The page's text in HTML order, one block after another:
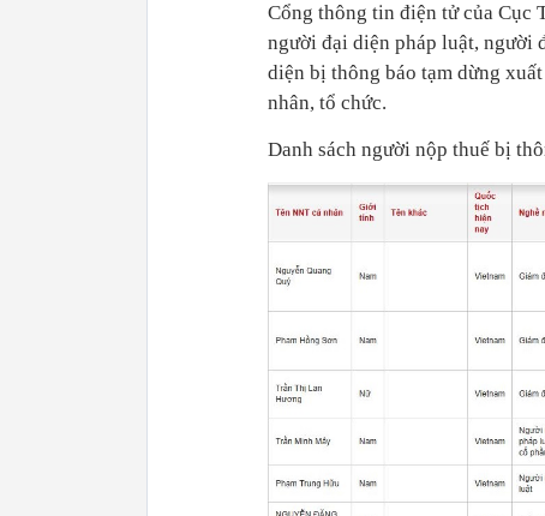
Cổng thông tin điện tử của Cục
người đại diện pháp luật, người
diện bị thông báo tạm dừng
nhân, tổ chức.
Danh sách người nộp thuế bị